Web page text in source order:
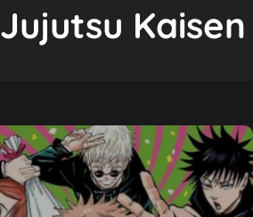
Jujutsu Kaisen